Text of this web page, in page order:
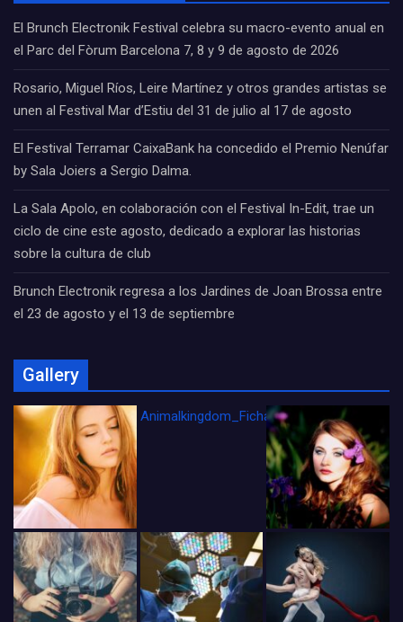
El Brunch Electronik Festival celebra su macro-evento anual en
el Parc del Fòrum Barcelona 7, 8 y 9 de agosto de 2026
Rosario, Miguel Ríos, Leire Martínez y otros grandes artistas se
unen al Festival Mar d’Estiu del 31 de julio al 17 de agosto
El Festival Terramar CaixaBank ha concedido el Premio Nenúfar
by Sala Joiers a Sergio Dalma.
La Sala Apolo, en colaboración con el Festival In-Edit, trae un
ciclo de cine este agosto, dedicado a explorar las historias
sobre la cultura de club
Brunch Electronik regresa a los Jardines de Joan Brossa entre
el 23 de agosto y el 13 de septiembre
Gallery
Animalkingdom_FichaCine